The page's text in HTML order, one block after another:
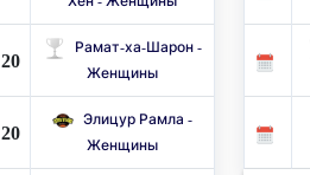
20
Рамат-ха-Шарон -
Женщины
20
Элицур Рамла -
Женщины